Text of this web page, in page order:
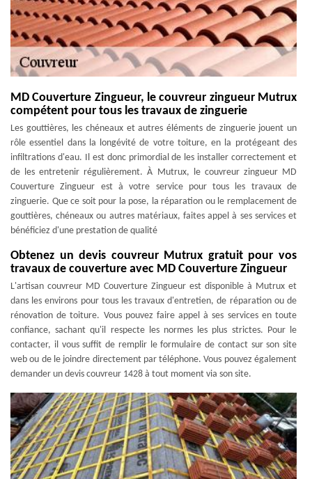
MD Couverture Zingueur, le couvreur zingueur Mutrux
compétent pour tous les travaux de zinguerie
Les gouttières, les chéneaux et autres éléments de zinguerie jouent un
rôle essentiel dans la longévité de votre toiture, en la protégeant des
infiltrations d'eau. Il est donc primordial de les installer correctement et
de les entretenir régulièrement. À Mutrux, le couvreur zingueur MD
Couverture Zingueur est à votre service pour tous les travaux de
zinguerie. Que ce soit pour la pose, la réparation ou le remplacement de
gouttières, chéneaux ou autres matériaux, faites appel à ses services et
bénéficiez d'une prestation de qualité
Obtenez un devis couvreur Mutrux gratuit pour vos
travaux de couverture avec MD Couverture Zingueur
L'artisan couvreur MD Couverture Zingueur est disponible à Mutrux et
dans les environs pour tous les travaux d'entretien, de réparation ou de
rénovation de toiture. Vous pouvez faire appel à ses services en toute
confiance, sachant qu'il respecte les normes les plus strictes. Pour le
contacter, il vous suffit de remplir le formulaire de contact sur son site
web ou de le joindre directement par téléphone. Vous pouvez également
demander un devis couvreur 1428 à tout moment via son site.